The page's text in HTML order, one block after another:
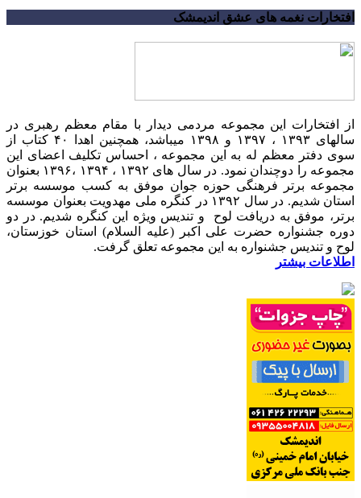
افتخارات نغمه های عشق اندیمشک
از افتخارات این مجموعه مردمی دیدار با مقام معظم رهبری در
سالهای ۱۳۹۳ ، ۱۳۹۷ و ۱۳۹۸ میباشد، همچنین اهدا ۴۰ کتاب از
سوی دفتر معظم له به این مجموعه ، احساس تکلیف اعضای این
مجموعه را دوچندان نمود. در سال های ۱۳۹۲ ، ۱۳۹۴ ،۱۳۹۶ بعنوان
مجموعه برتر فرهنگی حوزه جوان موفق به کسب موسسه برتر
استان شدیم. در سال ۱۳۹۲ در کنگره ملی مهدویت بعنوان موسسه
برتر، موفق به دریافت لوح و تندیس ویژه این کنگره شدیم. در دو
دوره جشنواره حضرت علی اکبر (علیه السلام) استان خوزستان،
لوح و تندیس جشنواره به این مجموعه تعلق گرفت.
اطلاعات بیشتر